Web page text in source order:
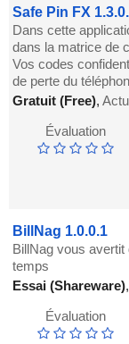
Safe Pin FX
Dans cette
dans la matrice de
Vos codes
de perte du
Gratuit (Free),
Évaluation
BillNag 1.0.0.1
BillNag vous
temps
Essai (Shareware)
Évaluation